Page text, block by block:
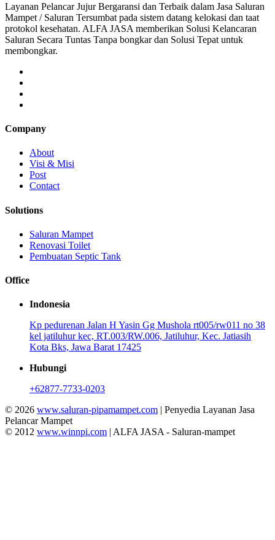
Layanan Pelancar Jujur Bergaransi dan Terbaik dalam Jasa Saluran
Mampet / Saluran Tersumbat pada sistem datang kelokasi dan taat
protokol kesehatan. ALFA JASA memberikan Solusi Kelancaran
Saluran Secara Tuntas Tanpa bongkar dan Solusi Tepat untuk
membongkar.
Company
About
Visi & Misi
Post
Contact
Solutions
Saluran Mampet
Renovasi Toilet
Pembuatan Septic Tank
Office
Indonesia
Kp pedurenan Jalan H Yasin Gg Mushola rt005/rw011 no 38
kel jatiluhur kec, RT.003/RW.006, Jatiluhur, Kec. Jatiasih
Kota Bks, Jawa Barat 17425
Hubungi
+62877-7733-0203
© 2026 www.saluran-pipamampet.com | Penyedia Layanan Jasa
Pelancar Mampet
© 2012 www.winnpi.com | ALFA JASA - Saluran-mampet